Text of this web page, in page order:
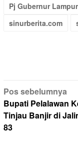
Pj Gubernur
sinurberita.com
Navigasi
pos
Pos sebelumnya
Bupati Pelalawan
Tinjau Banjir di
83